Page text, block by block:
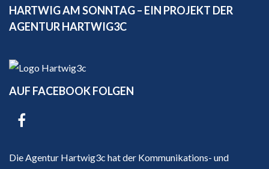
HARTWIG AM SONNTAG – EIN PROJEKT DER
AGENTUR HARTWIG3C
AUF FACEBOOK FOLGEN
Die Agentur Hartwig3c hat der Kommunikations- und